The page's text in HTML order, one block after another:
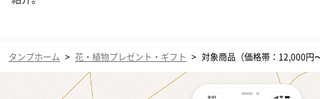
タンプホーム > 花・植物プレゼント・ギフト > 対象商品（価格帯：12,000円